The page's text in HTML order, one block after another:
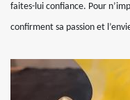
faites-lui confiance. Pour
confirment sa passion et